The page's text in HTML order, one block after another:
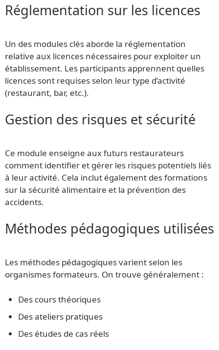
Réglementation sur les licences
Un des modules clés aborde la réglementation
relative aux licences nécessaires pour exploiter un
établissement. Les participants apprennent quelles
licences sont requises selon leur type d’activité
(restaurant, bar, etc.).
Gestion des risques et sécurité
Ce module enseigne aux futurs restaurateurs
comment identifier et gérer les risques potentiels liés
à leur activité. Cela inclut également des formations
sur la sécurité alimentaire et la prévention des
accidents.
Méthodes pédagogiques utilisées
Les méthodes pédagogiques varient selon les
organismes formateurs. On trouve généralement :
Des cours théoriques
Des ateliers pratiques
Des études de cas réels